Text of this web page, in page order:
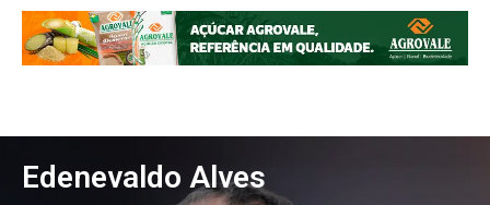
Edenevaldo Alves